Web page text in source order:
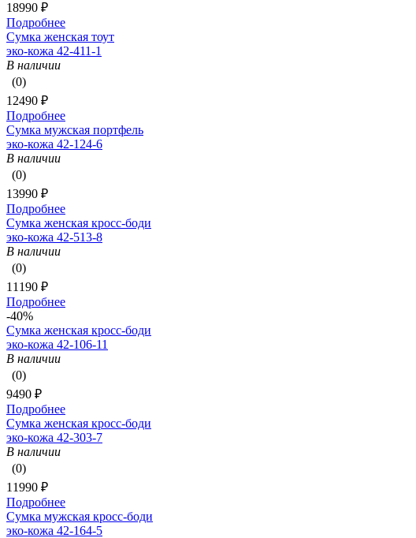
18990 ₽
Подробнее
Сумка женская тоут
эко-кожа 42-411-1
В наличии
(0)
12490 ₽
Подробнее
Сумка мужская портфель
эко-кожа 42-124-6
В наличии
(0)
13990 ₽
Подробнее
Сумка женская кросс-боди
эко-кожа 42-513-8
В наличии
(0)
11190 ₽
Подробнее
-40%
Сумка женская кросс-боди
эко-кожа 42-106-11
В наличии
(0)
9490 ₽
Подробнее
Сумка женская кросс-боди
эко-кожа 42-303-7
В наличии
(0)
11990 ₽
Подробнее
Сумка мужская кросс-боди
эко-кожа 42-164-5